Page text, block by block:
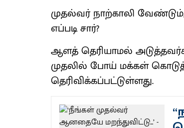
முதல்வர் நாற்காலி
எப்படி சார்?
ஆளத் தெரியாமல்
முதலில் போய் மக்கள்
தெரிவிக்கப்பட்டுள்ளது.